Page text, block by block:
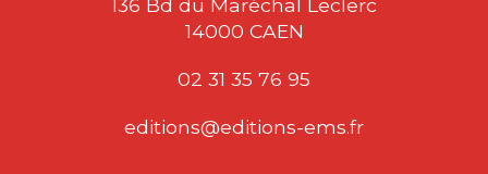
136 Bd du Maréchal Leclerc
14000 CAEN
02 31 35 76 95
editions@editions-ems.fr